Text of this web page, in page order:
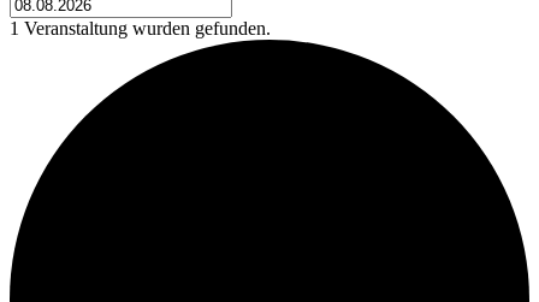
1 Veranstaltung wurden gefunden.